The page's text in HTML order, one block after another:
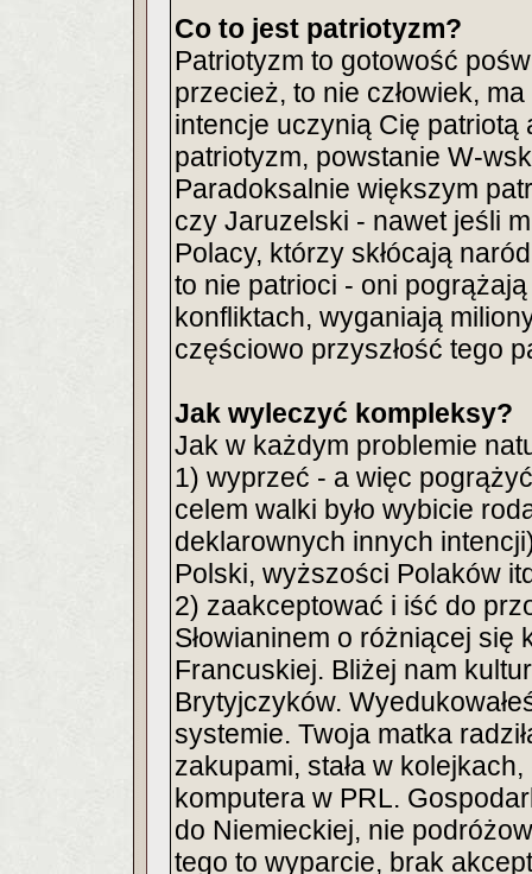
Co to jest patriotyzm?
Patriotyzm to gotowość
przecież, to nie człowiek,
intencje uczynią Cię patriotą
patriotyzm, powstanie W-
Paradoksalnie większym
czy Jaruzelski - nawet jeśli
Polacy, którzy skłócają
to nie patrioci - oni
konfliktach, wyganiają
częściowo przyszłość tego
Jak wyleczyć kompleksy?
Jak w każdym problemie
1) wyprzeć - a więc
celem walki było wybicie
deklarownych innych
Polski, wyższości Polaków
2) zaakceptować i iść do
Słowianinem o różniącej
Francuskiej. Bliżej nam
Brytyjczyków.
systemie. Twoja matka
zakupami, stała w
komputera w PRL.
do Niemieckiej, nie
tego to wyparcie, brak